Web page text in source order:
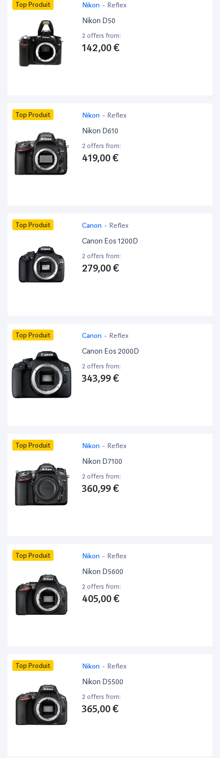
Top Produit Nikon - Reflex
Nikon D50
2 offers from:
142,00 €
Top Produit Nikon - Reflex
Nikon D610
2 offers from:
419,00 €
Top Produit Canon - Reflex
Canon Eos 1200D
2 offers from:
279,00 €
Top Produit Canon - Reflex
Canon Eos 2000D
2 offers from:
343,99 €
Top Produit Nikon - Reflex
Nikon D7100
2 offers from:
360,99 €
Top Produit Nikon - Reflex
Nikon D5600
2 offers from:
405,00 €
Top Produit Nikon - Reflex
Nikon D5500
2 offers from:
365,00 €